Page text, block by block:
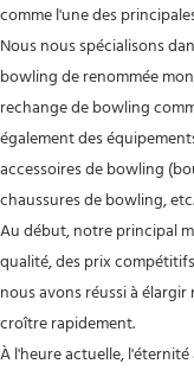
comme l'une des
Nous nous spécialisons
bowling de renommée
rechange de bowling
également des
accessoires de bowling
chaussures de bowling,
Au début, notre principal
qualité, des prix
nous avons réussi à
croître rapidement.
À l'heure actuelle,